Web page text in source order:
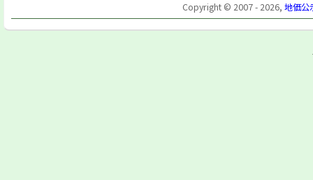
Copyright © 2007 - 2026, 地価公